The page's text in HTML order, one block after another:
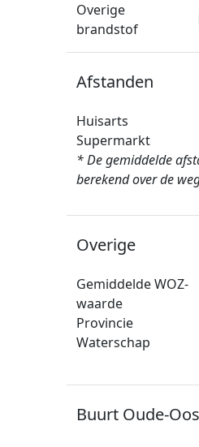
Overige
brandstof
Afstanden
Huisarts
Supermarkt
* De gemiddelde
berekend over de
Overige
Gemiddelde WOZ-
waarde
Provincie
Waterschap
Buurt Oude-